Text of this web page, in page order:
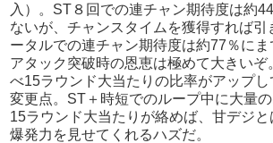
入）。ST８回での連チャン期待度は約
ないが、チャンスタイムを獲得すれば引
ータルでの連チャン期待度は約77％に
アタック突破時の恩恵は極めて大きいぞ
べ15ラウンド大当たりの比率がアップ
変更点。ST＋時短でのループ中に大量
15ラウンド大当たりが絡めば、甘デジ
爆発力を見せてくれるハズだ。